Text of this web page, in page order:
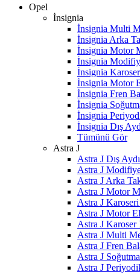
Opel
İnsignia
İnsignia Multi
İnsignia Arka
İnsignia Motor
İnsignia
İnsignia
İnsignia Motor
İnsignia Fren
İnsignia
İnsignia
İnsignia Dış
Tümünü Gör
Astra J
Astra J Dış
Astra J
Astra J Arka
Astra J Motor
Astra J
Astra J Motor
Astra J
Astra J Multi
Astra J Fren
Astra J
Astra J